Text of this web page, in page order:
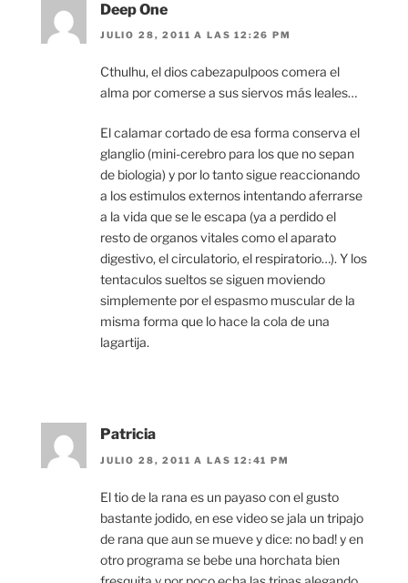
Deep One
JULIO 28, 2011 A LAS 12:26 PM
Cthulhu, el dios cabezapulpoos comera el
alma por comerse a sus siervos más leales…
El calamar cortado de esa forma conserva el
glanglio (mini-cerebro para los que no sepan
de biologia) y por lo tanto sigue reaccionando
a los estimulos externos intentando aferrarse
a la vida que se le escapa (ya a perdido el
resto de organos vitales como el aparato
digestivo, el circulatorio, el respiratorio…). Y los
tentaculos sueltos se siguen moviendo
simplemente por el espasmo muscular de la
misma forma que lo hace la cola de una
lagartija.
Patricia
JULIO 28, 2011 A LAS 12:41 PM
El tio de la rana es un payaso con el gusto
bastante jodido, en ese video se jala un tripajo
de rana que aun se mueve y dice: no bad! y en
otro programa se bebe una horchata bien